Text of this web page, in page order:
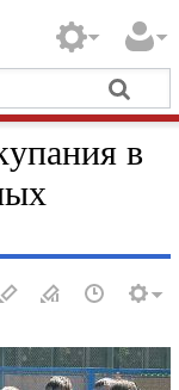
в